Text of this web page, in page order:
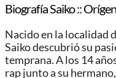
Biografía Saiko ::
Nacido en la localidad
Saiko descubrió su
temprana. A los 14
rap junto a su